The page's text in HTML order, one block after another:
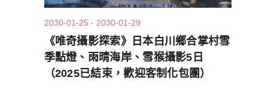
《唯奇攝影探索》日本白川鄉合掌村雪
季點燈、雨晴海岸、雪猴攝影5日
（2025已結束，歡迎客制化包團）
2030-01-25 - 2030-01-29